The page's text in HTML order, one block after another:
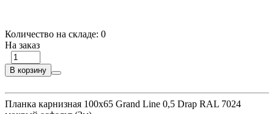
Количество на складе: 0
На заказ
В корзину
Планка карнизная 100х65 Grand Line 0,5 Drap RAL 7024